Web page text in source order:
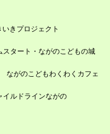
きプロジェクト
スタート・ながのこどもの城
ながのこどもわくわくカフェ
イルドラインながの